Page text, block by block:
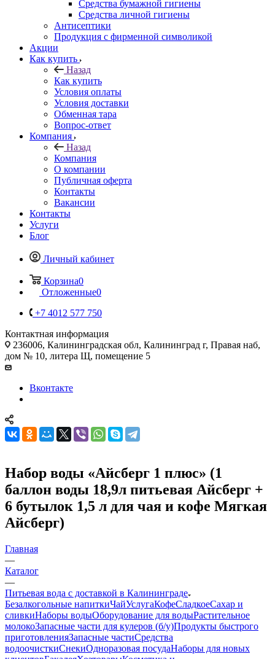
Средства бумажной гигиены
Средства личной гигиены
Антисептики
Продукция с фирменной символикой
Акции
Как купить
Назад
Как купить
Условия оплаты
Условия доставки
Обменная тара
Вопрос-ответ
Компания
Назад
Компания
О компании
Публичная оферта
Контакты
Вакансии
Контакты
Услуги
Блог
Личный кабинет
Корзина0
Отложенные0
+7 4012 577 750
Контактная информация
236006, Калининградская обл, Калининград г, Правая наб,
дом № 10, литера Щ, помещение 5
Вконтакте
Набор воды «Айсберг 1 плюс» (1
баллон воды 18,9л питьевая Айсберг +
6 бутылок 1,5 л для чая и кофе Мягкая
Айсберг)
Главная
—
Каталог
—
Питьевая вода с доставкой в Калининграде
Безалкогольные напиткиЧайУслугаКофеСладкоеСахар и
сливкиНаборы водыОборудование для водыРастительное
молокоЗапасные части для кулеров (б/у)Продукты быстрого
приготовленияЗапасные частиСредства
водоочисткиСнекиОдноразовая посудаНаборы для новых